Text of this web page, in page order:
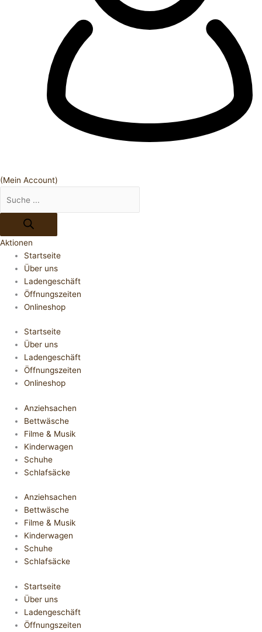
(Mein Account)
Aktionen
Startseite
Über uns
Ladengeschäft
Öffnungszeiten
Onlineshop
Startseite
Über uns
Ladengeschäft
Öffnungszeiten
Onlineshop
Anziehsachen
Bettwäsche
Filme & Musik
Kinderwagen
Schuhe
Schlafsäcke
Anziehsachen
Bettwäsche
Filme & Musik
Kinderwagen
Schuhe
Schlafsäcke
Startseite
Über uns
Ladengeschäft
Öffnungszeiten